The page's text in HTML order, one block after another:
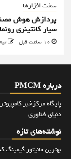
سخت افزارها
پردازش هوش
سیار کانتینری
درباره PMCM
دنیای فناوری
نوشته‌های تازه
بهترین مانیتور گیمینگ